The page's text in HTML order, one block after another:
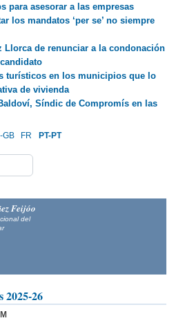
para asesorar a las empresas
los mandatos ‘per se’ no siempre
Llorca de renunciar a la condonación
turísticos en los municipios que lo
de vivienda
Síndic de Compromís en las
GB FR PT-PT
Feijóo
del
2025-26